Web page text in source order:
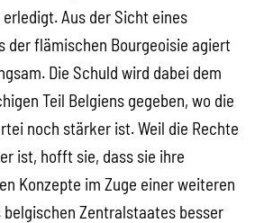
Aus der Sicht eines
der flämischen Bourgeoisie agiert
Die Schuld wird dabei dem
Teil Belgiens gegeben, wo die
noch stärker ist. Weil die Rechte
ist, hofft sie, dass sie ihre
Konzepte im Zuge einer weiteren
belgischen Zentralstaates besser